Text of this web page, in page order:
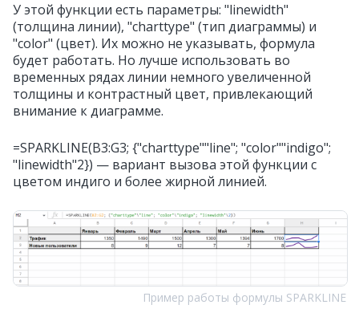
У этой функции есть параметры: "linewidth"
(толщина линии), "charttype" (тип диаграммы) и
"color" (цвет). Их можно не указывать, формула
будет работать. Но лучше использовать во
временных рядах линии немного увеличенной
толщины и контрастный цвет, привлекающий
внимание к диаграмме.
=SPARKLINE(B3:G3; {"charttype""line"; "color""indigo";
"linewidth"2}) — вариант вызова этой функции с
цветом индиго и более жирной линией.
Пример работы формулы SPARKLINE